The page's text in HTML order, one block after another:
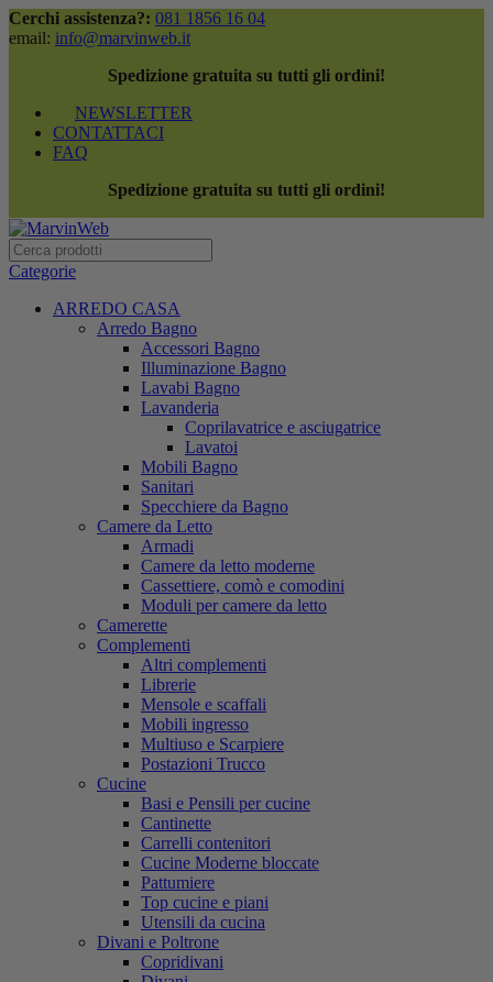
Cerchi assistenza?: 081 1856 16 04
email: info@marvinweb.it
Spedizione gratuita su tutti gli ordini!
NEWSLETTER
CONTATTACI
FAQ
Spedizione gratuita su tutti gli ordini!
Categorie
ARREDO CASA
Arredo Bagno
Accessori Bagno
Illuminazione Bagno
Lavabi Bagno
Lavanderia
Coprilavatrice e asciugatrice
Lavatoi
Mobili Bagno
Sanitari
Specchiere da Bagno
Camere da Letto
Armadi
Camere da letto moderne
Cassettiere, comò e comodini
Moduli per camere da letto
Camerette
Complementi
Altri complementi
Librerie
Mensole e scaffali
Mobili ingresso
Multiuso e Scarpiere
Postazioni Trucco
Cucine
Basi e Pensili per cucine
Cantinette
Carrelli contenitori
Cucine Moderne bloccate
Pattumiere
Top cucine e piani
Utensili da cucina
Divani e Poltrone
Copridivani